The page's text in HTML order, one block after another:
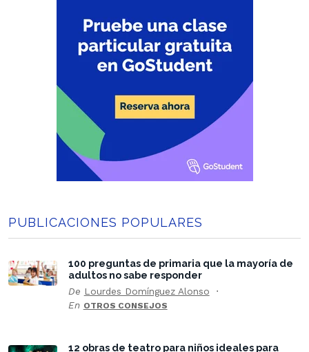
PUBLICACIONES POPULARES
100 preguntas de primaria que la mayoría de
adultos no sabe responder
De Lourdes Domínguez Alonso
En OTROS CONSEJOS
12 obras de teatro para niños ideales para